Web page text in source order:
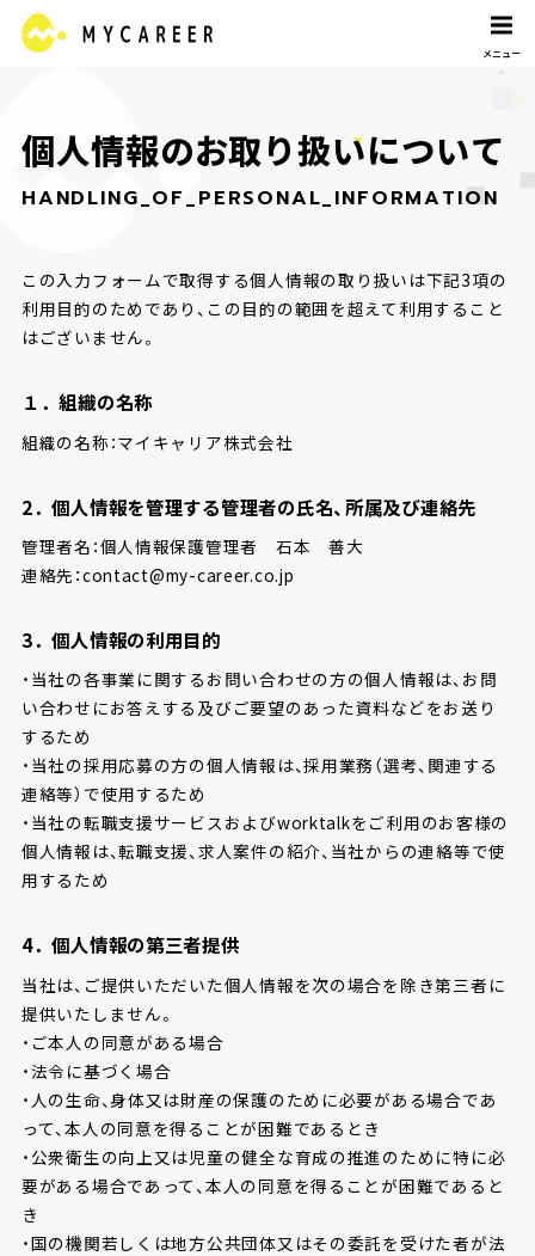
個人情報のお取り扱いについて
HANDLING_OF_PERSONAL_INFORMATION
この入力フォームで取得する個人情報の取り扱いは下記3項の
利用目的のためであり、この目的の範囲を超えて利用すること
はございません。
１．組織の名称
組織の名称：マイキャリア株式会社
2．個人情報を管理する管理者の氏名、所属及び連絡先
管理者名：個人情報保護管理者 石本 善大
連絡先：contact@my-career.co.jp
3．個人情報の利用目的
・当社の各事業に関するお問い合わせの方の個人情報は、お問
い合わせにお答えする及びご要望のあった資料などをお送り
するため
・当社の採用応募の方の個人情報は、採用業務（選考、関連する
連絡等）で使用するため
・当社の転職支援サービスおよびworktalkをご利用のお客様の
個人情報は、転職支援、求人案件の紹介、当社からの連絡等で使
用するため
4．個人情報の第三者提供
当社は、ご提供いただいた個人情報を次の場合を除き第三者に
提供いたしません。
・ご本人の同意がある場合
・法令に基づく場合
・人の生命、身体又は財産の保護のために必要がある場合であ
って、本人の同意を得ることが困難であるとき
・公衆衛生の向上又は児童の健全な育成の推進のために特に必
要がある場合であって、本人の同意を得ることが困難であると
き
・国の機関若しくは地方公共団体又はその委託を受けた者が法